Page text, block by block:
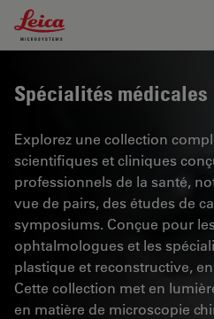
Leica Microsystems Logo
Spécialités médicales
Explorez une collection
scientifiques et cliniques
professionnels de la santé,
vue de pairs, des études de
symposiums. Conçue pour
ophtalmologues et les
plastique et reconstructive,
Cette collection met en
en matière de microscopie